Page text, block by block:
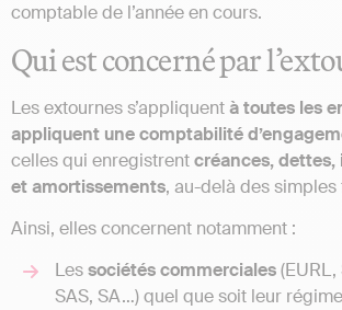
comptable de l’année en cours.
Qui est concerné par
Les extournes s’appliquentà toutes les
appliquent une comptabilité
celles qui enregistrentcréances,
et amortissements, au-delà des
Ainsi, elles concernent notamment :
Lessociétés commerciales(EURL,
SAS, SA…) quel que soit leur